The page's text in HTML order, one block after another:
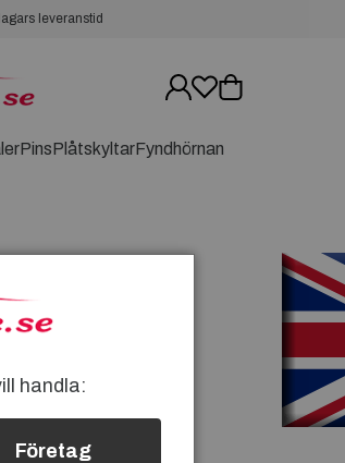
leveranstid
PinsPlåtskyltarFyndhörnan
handla:
Företag